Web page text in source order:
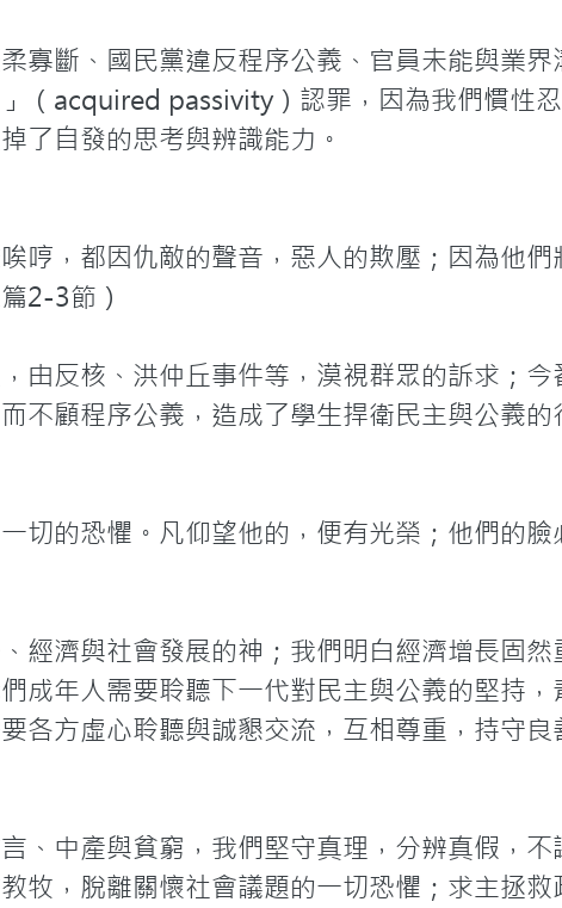
寡斷、國民黨違反程序公義、官員未能與業界
（acquired passivity）認罪，因為我們慣性
了自發的思考與辨識能力。
哼，都因仇敵的聲音，惡人的欺壓；因為他們
2-3節）
由反核、洪仲丘事件等，漠視群眾的訴求；今
不顧程序公義，造成了學生捍衛民主與公義的
切的恐懼。凡仰望他的，便有光榮；他們的臉
經濟與社會發展的神；我們明白經濟增長固然
成年人需要聆聽下一代對民主與公義的堅持，
各方虛心聆聽與誠懇交流，互相尊重，持守良
、中產與貧窮，我們堅守真理，分辨真假，不
牧，脫離關懷社會議題的一切恐懼；求主拯救